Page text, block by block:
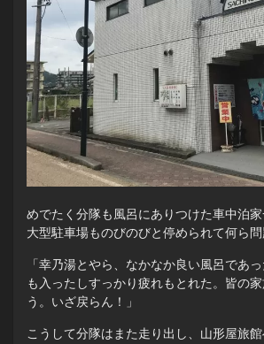
めでたく分隊も風呂にありつけた車中泊
大型駐車場ものびのびと停められて何ら問
「幸乃湯とやら、なかなか良い風呂であ
も入ったしすっかり疲れもとれた。皆の
う。いざ戻らん！」
こうして分隊はまた走り出し、山形屋旅